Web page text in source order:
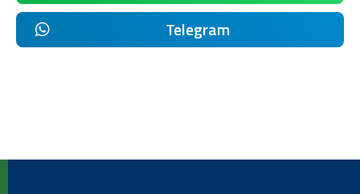
Telegram